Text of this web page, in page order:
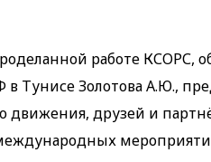
работе КСОРС,
Тунисе Золотова А.Ю.,
движения, друзей и